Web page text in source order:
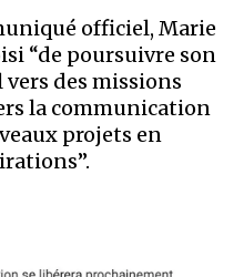
officiel, Marie
“de poursuivre son
des missions
la communication
projets en